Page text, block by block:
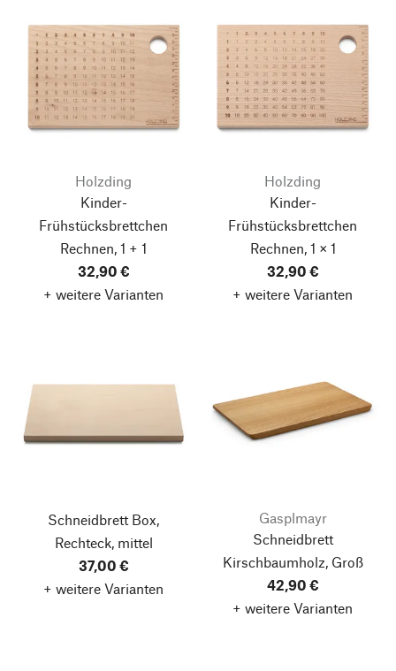
Holzding
Kinder-
Frühstücksbrettchen
Rechnen, 1 + 1
32,90 €
+ weitere Varianten
Holzding
Kinder-
Frühstücksbrettchen
Rechnen, 1 × 1
32,90 €
+ weitere Varianten
Schneidbrett Box,
Rechteck, mittel
37,00 €
+ weitere Varianten
Gasplmayr
Schneidbrett
Kirschbaumholz, Groß
42,90 €
+ weitere Varianten